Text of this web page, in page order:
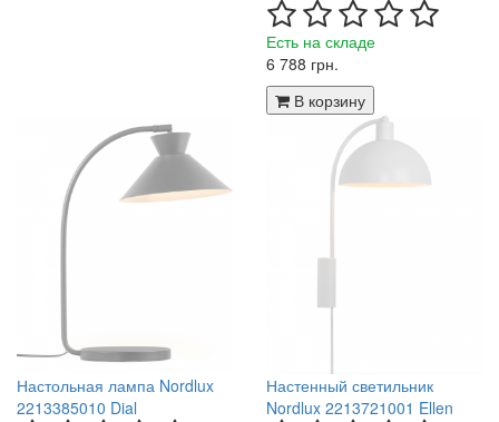
Есть на складе
6 788 грн.
В корзину
Настольная лампа Nordlux
2213385010 Dial
Настенный светильник
Nordlux 2213721001 Ellen